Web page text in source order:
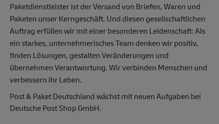
Paketdienstleister ist der Versand von Briefen, Waren und
Paketen unser Kerngeschäft. Und diesen gesellschaftlichen
Auftrag erfüllen wir mit einer besonderen Leidenschaft: Als
ein starkes, unternehmerisches Team denken wir positiv,
finden Lösungen, gestalten Veränderungen und
übernehmen Verantwortung. Wir verbinden Menschen und
verbessern ihr Leben.
Post & Paket Deutschland wächst mit neuen Aufgaben bei
Deutsche Post Shop GmbH.